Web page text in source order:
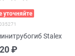
уточняйте
Stalex
₽